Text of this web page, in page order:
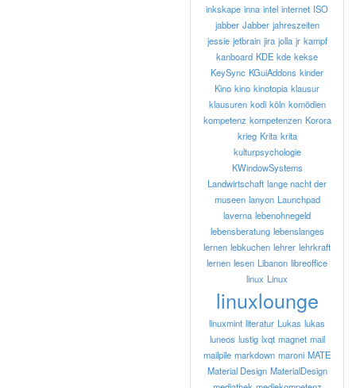
inkskape inna intel internet ISO
jabber Jabber jahreszeiten
jessie jetbrain jira jolla jr kampf
kanboard KDE kde kekse
KeySync KGuiAddons kinder
Kino kino kinotopia klausur
klausuren kodi köln komödien
kompetenz kompetenzen Korora
krieg Krita krita
kulturpsychologie
KWindowSystems
Landwirtschaft lange nacht der
museen lanyon Launchpad
laverna lebenohnegeld
lebensberatung lebenslanges
lernen lebkuchen lehrer lehrkraft
lernen lesen Libanon libreoffice
linux Linux
linuxlounge
linuxmint literatur Lukas lukas
luneos lustig lxqt magnet mail
mailpile markdown maroni MATE
Material Design MaterialDesign